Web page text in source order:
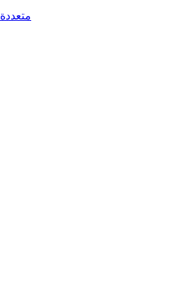
الاتصال بخوادم MCP متعددة